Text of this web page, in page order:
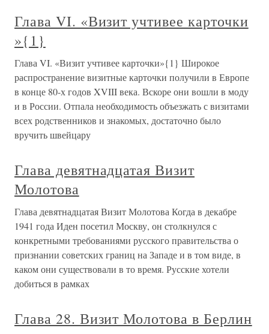
Глава VI. «Визит учтивее карточки
»{1}
Глава VI. «Визит учтивее карточки»{1} Широкое
распространение визитные карточки получили в Европе
в конце 80-х годов XVIII века. Вскоре они вошли в моду
и в России. Отпала необходимость объезжать с визитами
всех родственников и знакомых, достаточно было
вручить швейцару
Глава девятнадцатая Визит
Молотова
Глава девятнадцатая Визит Молотова Когда в декабре
1941 года Иден посетил Москву, он столкнулся с
конкретными требованиями русского правительства о
признании советских границ на Западе и в том виде, в
каком они существовали в то время. Русские хотели
добиться в рамках
Глава 28. Визит Молотова в Берлин